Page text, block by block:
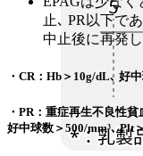
止､ PR以下で
中止後に再発
・CR：Hb＞10g/dL､ 好
・PR：重症再生不良性
好中球数＞500/mm³､ Plt